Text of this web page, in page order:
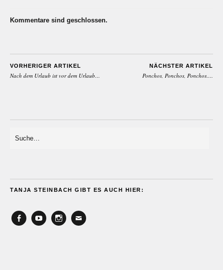
Kommentare sind geschlossen.
VORHERIGER ARTIKEL
Nach dem Urlaub ist vor dem Urlaub…
NÄCHSTER ARTIKEL
Ponchos, Ponchos, Ponchos….
TANJA STEINBACH GIBT ES AUCH HIER: